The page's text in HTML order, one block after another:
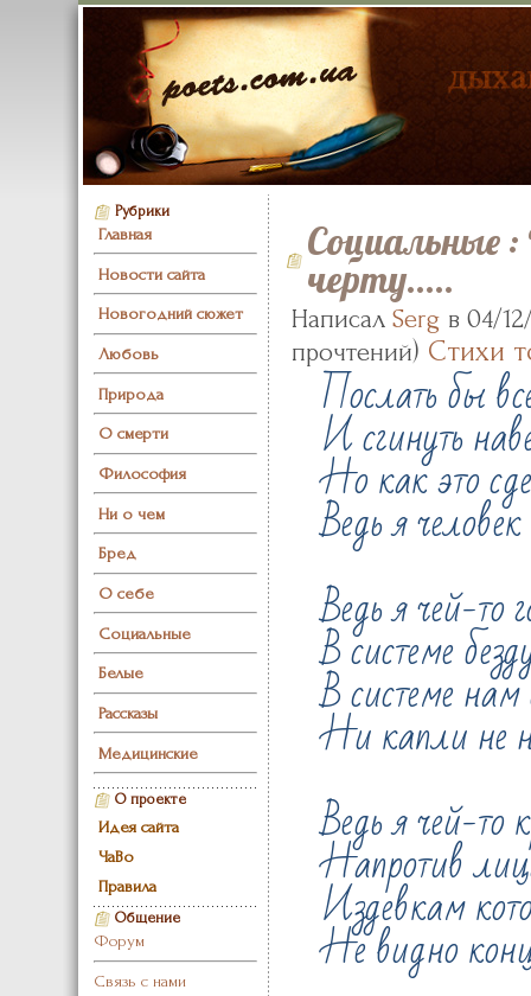
Рубрики
Главная
Новости сайта
Новогодний сюжет
Любовь
Природа
О смерти
Философия
Ни о чем
Бред
О себе
Социальные
Белые
Рассказы
Медицинские
О проекте
Идея сайта
ЧаВо
Правила
Общение
Форум
Связь с нами
Социальные :
черту.....
Написал Serg в 04/
прочтений) Стихи
Послать бы
И сгинуть
Но как это
Ведь я человек
Ведь я чей-то
В системе
В системе
Ни капли не
Ведь я чей-то
Напротив
Издевкам
Не видно